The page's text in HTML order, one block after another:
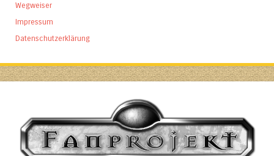
Wegweiser
Impressum
Datenschutzerklärung